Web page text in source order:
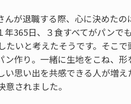
が退職する際、心に決めたの
365日、３食すべてがパンで
いと考えたそうです。そこ
作り。一緒に生地をこね、
思い出を共感できる人が増え
されました。